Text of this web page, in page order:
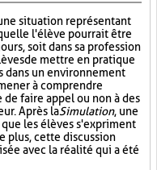
situation représentant
l'élève pourrait être
soit dans sa profession
de mettre en pratique
dans un environnement
à comprendre
faire appel ou non à des
Après laSimulation, une
les élèves s'expriment
plus, cette discussion
avec la réalité qui a été